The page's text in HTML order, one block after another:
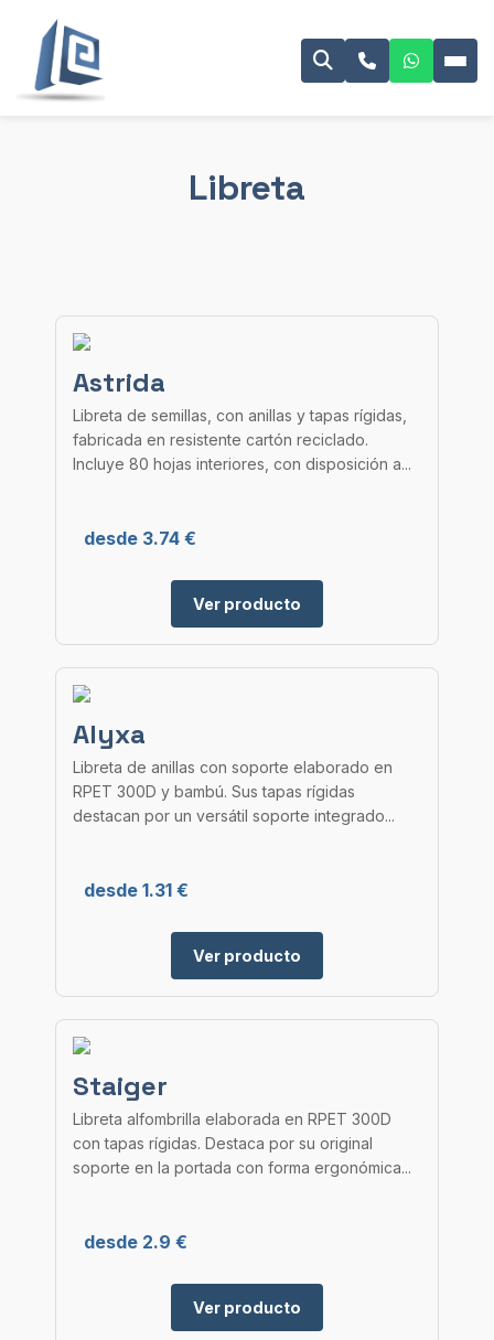
Libreta
Astrida
Libreta de semillas, con anillas y tapas rígidas,
fabricada en resistente cartón reciclado.
Incluye 80 hojas interiores, con disposición a...
desde 3.74 €
Ver producto
Alyxa
Libreta de anillas con soporte elaborado en
RPET 300D y bambú. Sus tapas rígidas
destacan por un versátil soporte integrado...
desde 1.31 €
Ver producto
Staiger
Libreta alfombrilla elaborada en RPET 300D
con tapas rígidas. Destaca por su original
soporte en la portada con forma ergonómica...
desde 2.9 €
Ver producto